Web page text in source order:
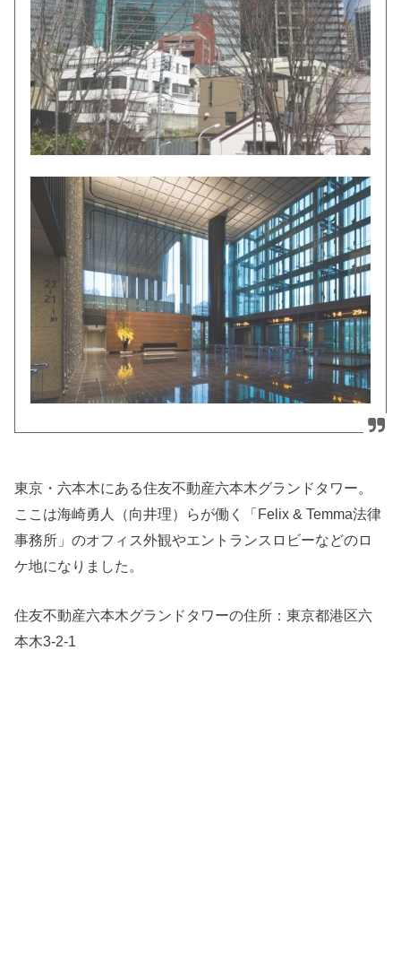
東京・六本木にある住友不動産六本木グランドタワー。
ここは海崎勇人（向井理）らが働く「Felix & Temma法律
事務所」のオフィス外観やエントランスロビーなどのロ
ケ地になりました。
住友不動産六本木グランドタワーの住所：東京都港区六
本木3-2-1